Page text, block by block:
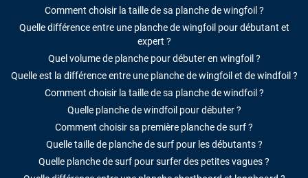
Comment choisir la taille de sa planche de wingfoil ?
Quelle différence entre une planche de wingfoil pour débutant et
expert ?
Quel volume de planche pour débuter en wingfoil ?
Quelle est la différence entre une planche de wingfoil et de windfoil ?
Comment choisir la taille de sa planche de windfoil ?
Quelle planche de windfoil pour débuter ?
Comment choisir sa première planche de surf ?
Quelle taille de planche de surf pour les débutants ?
Quelle planche de surf pour surfer des petites vagues ?